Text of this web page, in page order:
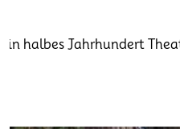
Ein halbes Jahrhundert